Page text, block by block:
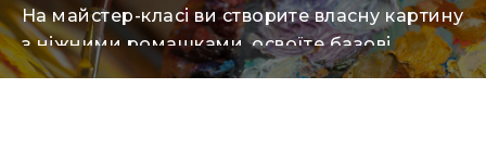
На майстер-класі ви створите власну картину
з ніжними ромашками, освоїте базові
техніки роботи з акриловими фарбами та